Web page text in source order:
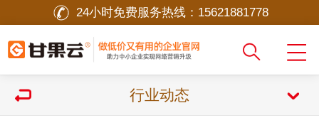
24小时免费服务热线： 15621881778
行业动态